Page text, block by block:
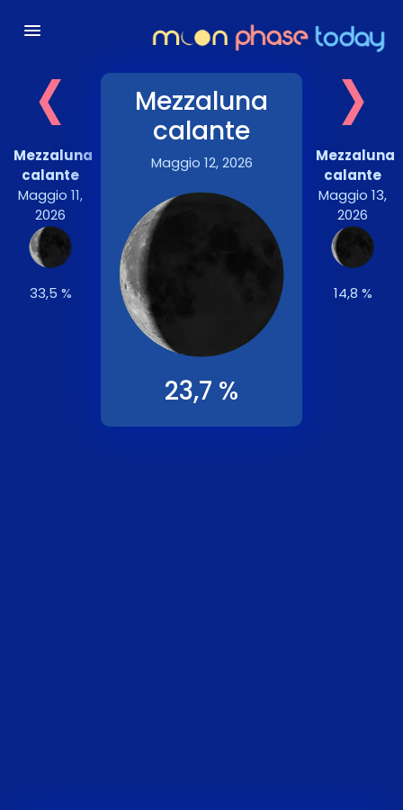
‹
Mezzaluna
calante
Maggio 11,
2026
33,5 %
Mezzaluna
calante
Maggio 12, 2026
23,7 %
›
Mezzaluna
calante
Maggio 13,
2026
14,8 %